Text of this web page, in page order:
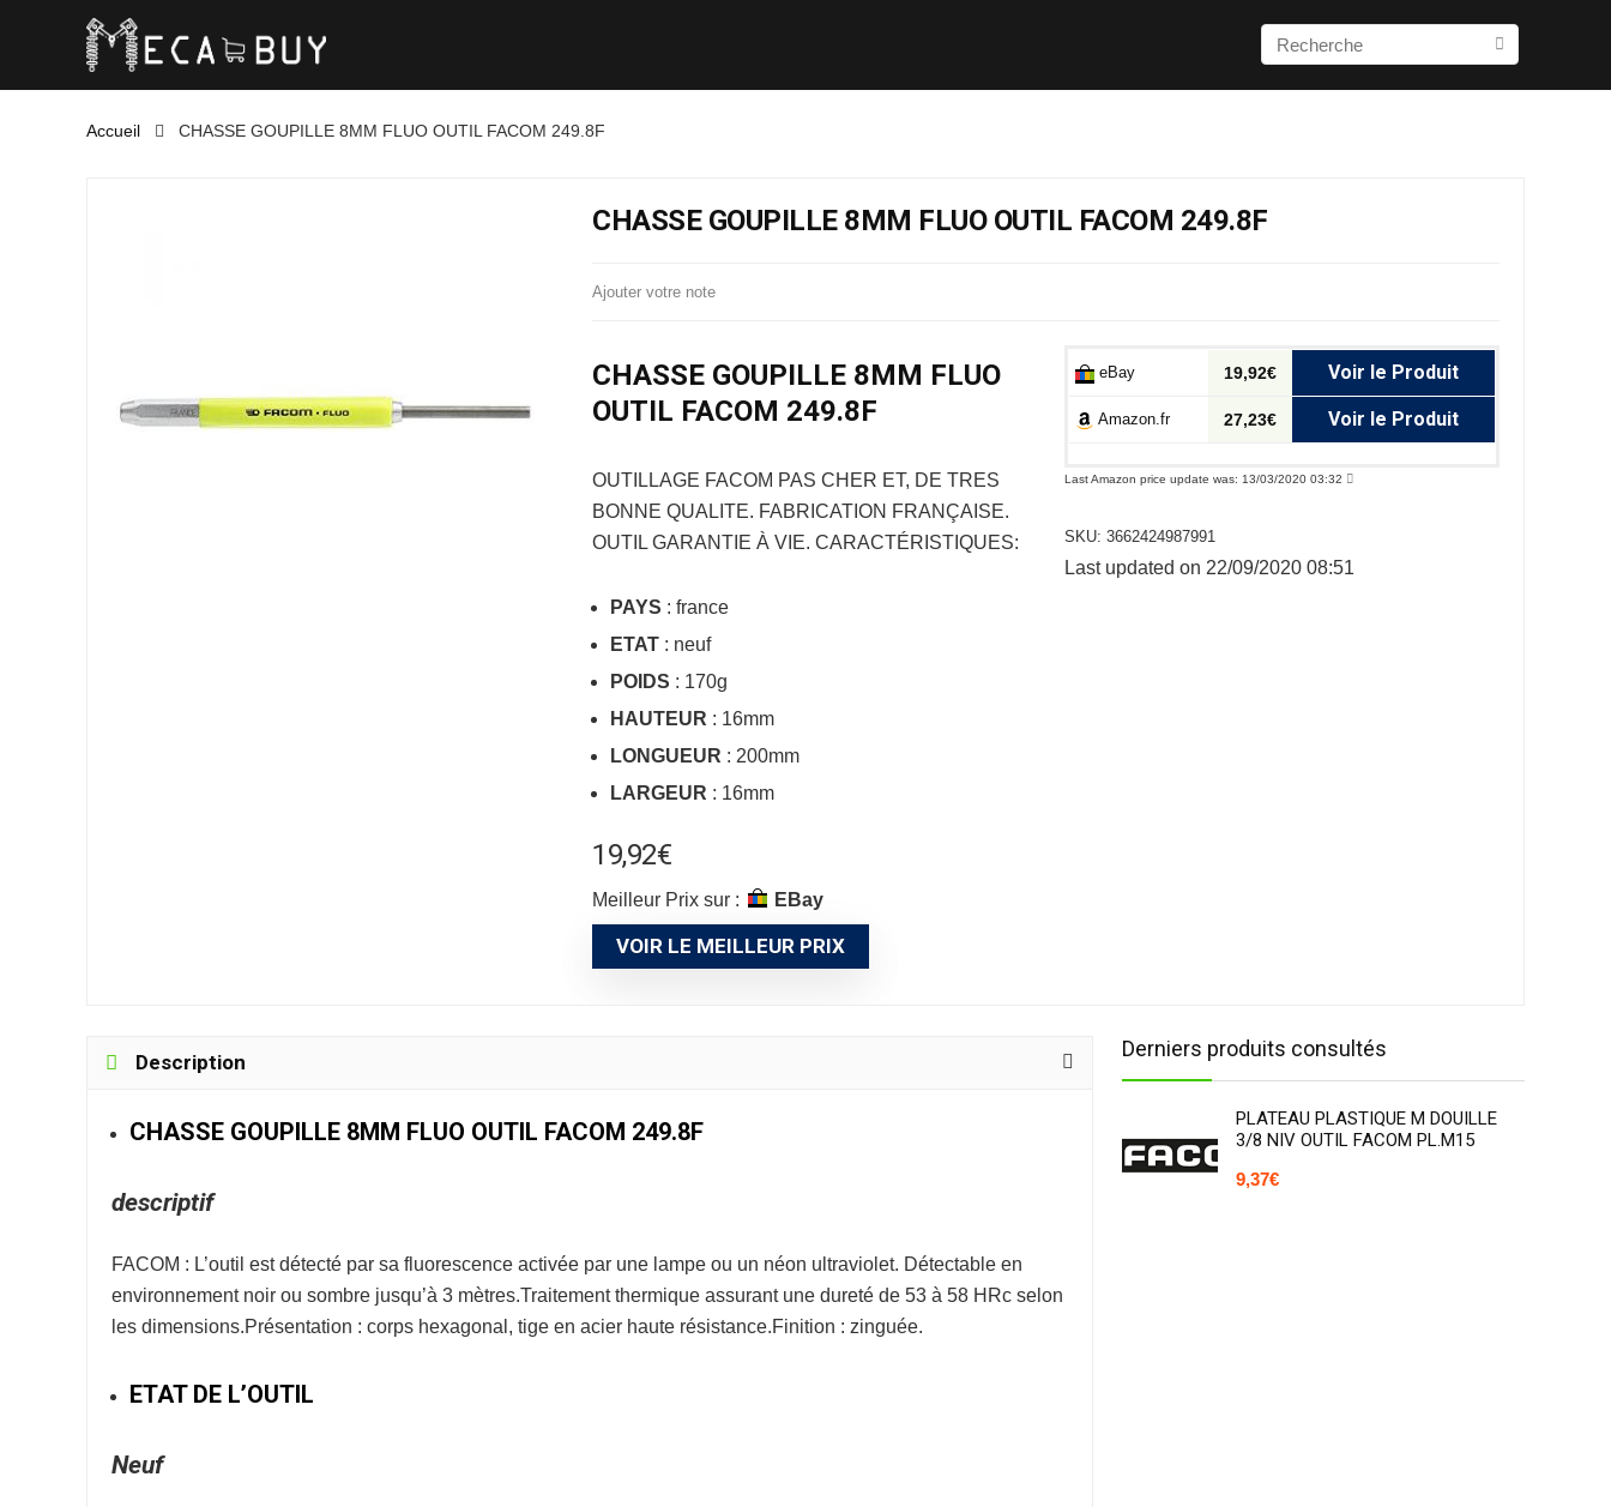
Accueil CHASSE GOUPILLE 8MM FLUO OUTIL FACOM 249.8F
CHASSE GOUPILLE 8MM FLUO OUTIL FACOM 249.8F
Ajouter votre note
CHASSE GOUPILLE 8MM FLUO
OUTIL FACOM 249.8F
OUTILLAGE FACOM PAS CHER ET, DE TRES
BONNE QUALITE. FABRICATION FRANÇAISE.
OUTIL GARANTIE À VIE. CARACTÉRISTIQUES:
PAYS : france
ETAT : neuf
POIDS : 170g
HAUTEUR : 16mm
LONGUEUR : 200mm
LARGEUR : 16mm
19,92€
Meilleur Prix sur : eBay
VOIR LE MEILLEUR PRIX
eBay 19,92€ Voir le Produit
Amazon.fr 27,23€ Voir le Produit
Last Amazon price update was: 13/03/2020 03:32
SKU: 3662424987991
Last updated on 22/09/2020 08:51
Description
CHASSE GOUPILLE 8MM FLUO OUTIL FACOM 249.8F
descriptif
FACOM : L’outil est détecté par sa fluorescence activée par une lampe ou un néon ultraviolet. Détectable en
environnement noir ou sombre jusqu’à 3 mètres.Traitement thermique assurant une dureté de 53 à 58 HRc selon
les dimensions.Présentation : corps hexagonal, tige en acier haute résistance.Finition : zinguée.
ETAT DE L’OUTIL
Neuf
Derniers produits consultés
PLATEAU PLASTIQUE M DOUILLE
3/8 NIV OUTIL FACOM PL.M15
9,37€